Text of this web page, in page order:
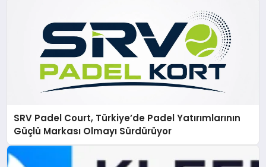
SRV Padel Court, Türkiye’de Padel Yatırımlarının
Güçlü Markası Olmayı Sürdürüyor